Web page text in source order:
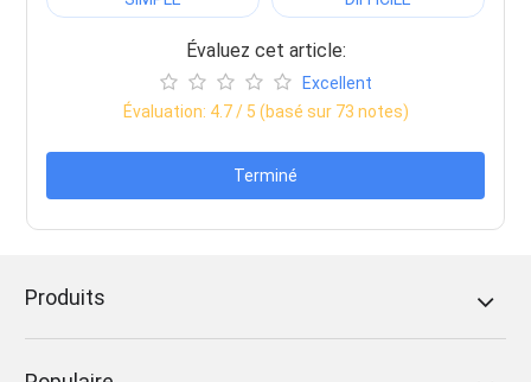
Évaluez cet article:
Excellent
Évaluation: 4.7/ 5 (basé sur 73 notes)
Terminé
Produits